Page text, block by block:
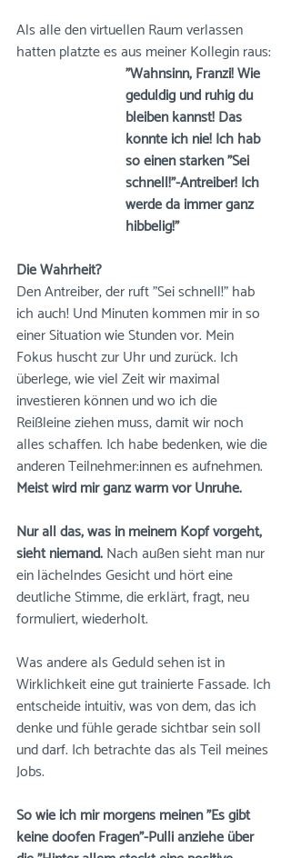
Als alle den virtuellen Raum verlassen
hatten platzte es aus meiner Kollegin raus:
"Wahnsinn, Franzi! Wie
geduldig und ruhig du
bleiben kannst! Das
könnte ich nie! Ich hab
so einen starken "Sei
schnell!"-Antreiber! Ich
werde da immer ganz
hibbelig!"
Die Wahrheit?
Den Antreiber, der ruft "Sei schnell!" hab
ich auch! Und Minuten kommen mir in so
einer Situation wie Stunden vor. Mein
Fokus huscht zur Uhr und zurück. Ich
überlege, wie viel Zeit wir maximal
investieren können und wo ich die
Reißleine ziehen muss, damit wir noch
alles schaffen. Ich habe bedenken, wie die
anderen Teilnehmer:innen es aufnehmen.
Meist wird mir ganz warm vor Unruhe.
Nur all das, was in meinem Kopf vorgeht,
sieht niemand. Nach außen sieht man nur
ein lächelndes Gesicht und hört eine
deutliche Stimme, die erklärt, fragt, neu
formuliert, wiederholt.
Was andere als Geduld sehen ist in
Wirklichkeit eine gut trainierte Fassade. Ich
entscheide intuitiv, was von dem, das ich
denke und fühle gerade sichtbar sein soll
und darf. Ich betrachte das als Teil meines
Jobs.
So wie ich mir morgens meinen "Es gibt
keine doofen Fragen"-Pulli anziehe über